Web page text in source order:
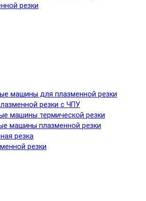
резки
машины для плазменной резки
резки с ЧПУ
машины термической резки
машины плазменной резки
резка
резки